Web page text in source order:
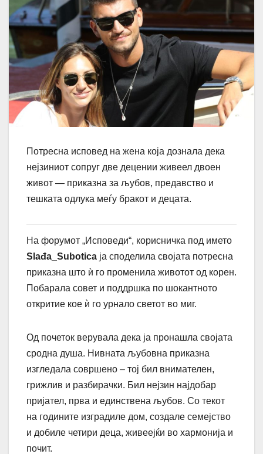
Потресна исповед на жена која дознала дека
нејзиниот сопруг две децении живеел двоен
живот — приказна за љубов, предавство и
тешката одлука меѓу бракот и децата.
На форумот „Исповеди“, корисничка под името
Slađa_Subotica ја споделила својата потресна
приказна што ѝ го променила животот од корен.
Побарала совет и поддршка по шокантното
откритие кое ѝ го урнало светот во миг.
Од почеток верувала дека ја пронашла својата
сродна душа. Нивната љубовна приказна
изгледала совршено – тој бил внимателен,
грижлив и разбирачки. Бил нејзин најдобар
пријател, прва и единствена љубов. Со текот
на годините изградиле дом, создале семејство
и добиле четири деца, живеејќи во хармонија и
почит.